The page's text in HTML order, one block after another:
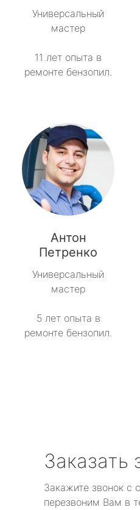
Универсальный
мастер
11 лет опыта в
ремонте бензопил.
Антон
Петренко
Универсальный
мастер
5 лет опыта в
ремонте бензопил.
Заказать
Закажите звонок с
перезвоним Вам в